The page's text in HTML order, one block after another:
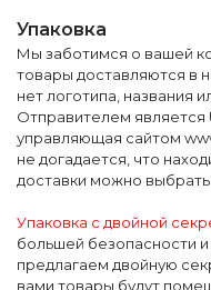
Упаковка
Мы заботимся о вашей
товары доставляются в
нет логотипа, названия
Отправителем является
управляющая сайтом
не догадается, что
доставки можно
Упаковка с двойной
большей безопасности
предлагаем двойную
вами товары будут